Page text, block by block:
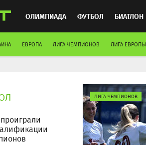
ОЛИМПИАДА ФУТБОЛ БИАТЛОН
ХОККЕЙ ММА АВТОСПОРТ
ЕВРОПА ЛИГА ЧЕМПИОНОВ ЛИГА ЕВРОПЫ
ЛИГА ЧЕМПИОНОВ